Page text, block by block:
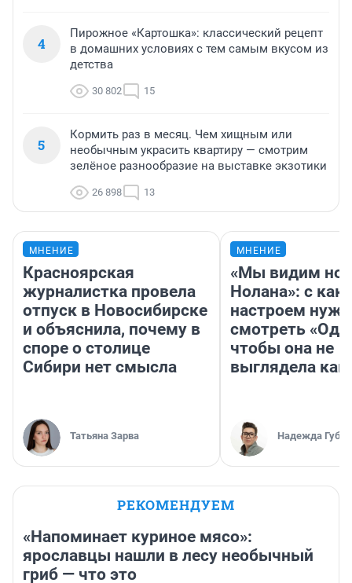
4
Пирожное «Картошка»: классический рецепт
в домашних условиях с тем самым вкусом из
детства
30 802 15
5
Кормить раз в месяц. Чем хищным или
необычным украсить квартиру — смотрим
зелёное разнообразие на выставке экзотики
26 898 13
МНЕНИЕ
Красноярская
журналистка провела
отпуск в Новосибирске
и объяснила, почему в
споре о столице
Сибири нет смысла
Татьяна Зарва
МНЕНИЕ
«Мы видим
Нолана»: с
настроем
смотреть
чтобы она не
выглядела как
Надежда
РЕКОМЕНДУЕМ
«Напоминает куриное мясо»:
ярославцы нашли в лесу необычный
гриб — что это